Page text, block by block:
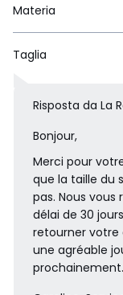
Materia
Taglia
Risposta da La
Bonjour,
Merci pour
que la taille du
pas. Nous vous
délai de 30
retourner votre
une agréable
prochainement.